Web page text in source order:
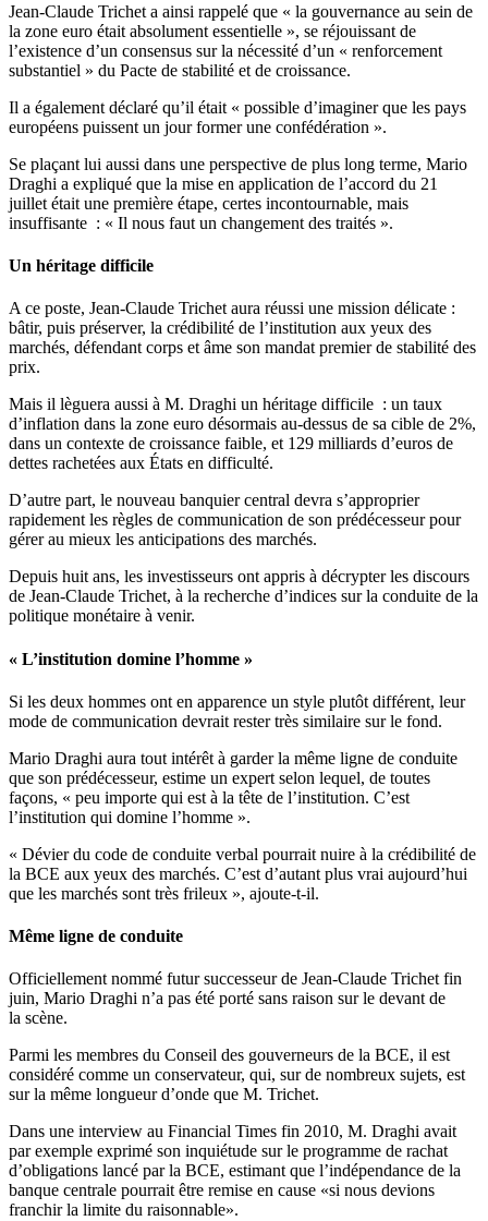
Jean-Claude Trichet a ainsi rappelé que « la gouvernance au sein de
la zone euro était absolument essentielle », se réjouissant de
l’existence d’un consensus sur la nécessité d’un « renforcement
substantiel » du Pacte de stabilité et de croissance.
Il a également déclaré qu’il était « possible d’imaginer que les pays
européens puissent un jour former une confédération ».
Se plaçant lui aussi dans une perspective de plus long terme, Mario
Draghi a expliqué que la mise en application de l’accord du 21
juillet était une première étape, certes incontournable, mais
insuffisante : « Il nous faut un changement des traités ».
Un héritage difficile
A ce poste, Jean-Claude Trichet aura réussi une mission délicate :
bâtir, puis préserver, la crédibilité de l’institution aux yeux des
marchés, défendant corps et âme son mandat premier de stabilité des
prix.
Mais il lèguera aussi à M. Draghi un héritage difficile : un taux
d’inflation dans la zone euro désormais au-dessus de sa cible de 2%,
dans un contexte de croissance faible, et 129 milliards d’euros de
dettes rachetées aux États en difficulté.
D’autre part, le nouveau banquier central devra s’approprier
rapidement les règles de communication de son prédécesseur pour
gérer au mieux les anticipations des marchés.
Depuis huit ans, les investisseurs ont appris à décrypter les discours
de Jean-Claude Trichet, à la recherche d’indices sur la conduite de la
politique monétaire à venir.
« L’institution domine l’homme »
Si les deux hommes ont en apparence un style plutôt différent, leur
mode de communication devrait rester très similaire sur le fond.
Mario Draghi aura tout intérêt à garder la même ligne de conduite
que son prédécesseur, estime un expert selon lequel, de toutes
façons, « peu importe qui est à la tête de l’institution. C’est
l’institution qui domine l’homme ».
« Dévier du code de conduite verbal pourrait nuire à la crédibilité de
la BCE aux yeux des marchés. C’est d’autant plus vrai aujourd’hui
que les marchés sont très frileux », ajoute-t-il.
Même ligne de conduite
Officiellement nommé futur successeur de Jean-Claude Trichet fin
juin, Mario Draghi n’a pas été porté sans raison sur le devant de
la scène.
Parmi les membres du Conseil des gouverneurs de la BCE, il est
considéré comme un conservateur, qui, sur de nombreux sujets, est
sur la même longueur d’onde que M. Trichet.
Dans une interview au Financial Times fin 2010, M. Draghi avait
par exemple exprimé son inquiétude sur le programme de rachat
d’obligations lancé par la BCE, estimant que l’indépendance de la
banque centrale pourrait être remise en cause «si nous devions
franchir la limite du raisonnable».